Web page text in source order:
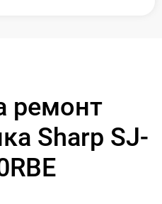
ремонт
Sharp SJ-